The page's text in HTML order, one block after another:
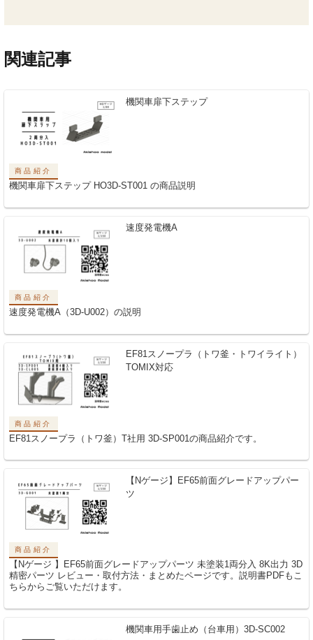
関連記事
商品紹介
機関車扉下ステップ
機関車扉下ステップ HO3D-ST001 の商品説明
商品紹介
速度発電機A
速度発電機A（3D-U002）の説明
商品紹介
EF81スノープラ（トワ釜・トワイライト）
TOMIX対応
EF81スノープラ（トワ釜）T社用 3D-SP001の商品紹介です。
商品紹介
【Nゲージ】EF65前面グレードアップパー
ツ
【Nゲージ 】EF65前面グレードアップパーツ 未塗装1両分入 8K出力 3D
精密パーツ レビュー・取付方法・まとめたページです。説明書PDFもこ
ちらからご覧いただけます。
機関車用手歯止め（台車用）3D-SC002